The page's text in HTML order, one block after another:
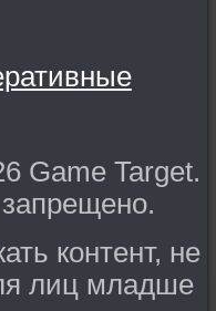
Game Target.